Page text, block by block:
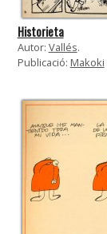
Historieta
Autor: Vallés.
Publicació: Makoki